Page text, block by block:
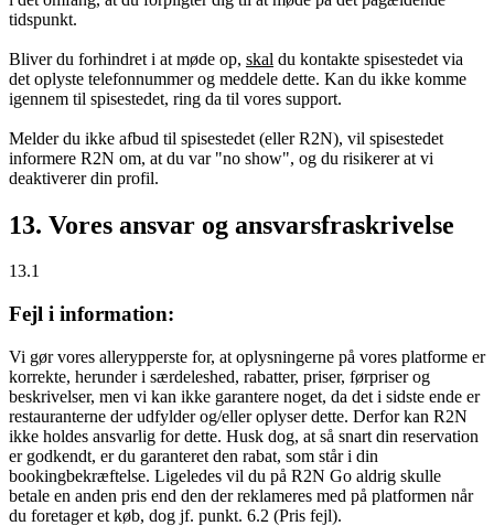
tidspunkt.
Bliver du forhindret i at møde op, skal du kontakte spisestedet via
det oplyste telefonnummer og meddele dette. Kan du ikke komme
igennem til spisestedet, ring da til vores support.
Melder du ikke afbud til spisestedet (eller R2N), vil spisestedet
informere R2N om, at du var "no show", og du risikerer at vi
deaktiverer din profil.
13. Vores ansvar og ansvarsfraskrivelse
13.1
Fejl i information:
Vi gør vores allerypperste for, at oplysningerne på vores platforme er
korrekte, herunder i særdeleshed, rabatter, priser, førpriser og
beskrivelser, men vi kan ikke garantere noget, da det i sidste ende er
restauranterne der udfylder og/eller oplyser dette. Derfor kan R2N
ikke holdes ansvarlig for dette. Husk dog, at så snart din reservation
er godkendt, er du garanteret den rabat, som står i din
bookingbekræftelse. Ligeledes vil du på R2N Go aldrig skulle
betale en anden pris end den der reklameres med på platformen når
du foretager et køb, dog jf. punkt. 6.2 (Pris fejl).